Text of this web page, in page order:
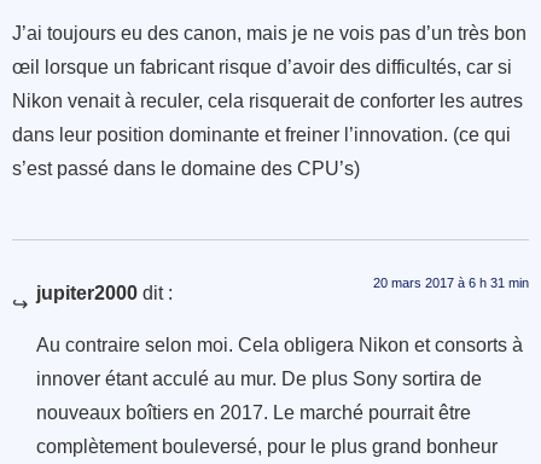
J’ai toujours eu des canon, mais je ne vois pas d’un très bon
œil lorsque un fabricant risque d’avoir des difficultés, car si
Nikon venait à reculer, cela risquerait de conforter les autres
dans leur position dominante et freiner l’innovation. (ce qui
s’est passé dans le domaine des CPU’s)
jupiter2000 dit : 20 mars 2017 à 6 h 31 min
Au contraire selon moi. Cela obligera Nikon et consorts à
innover étant acculé au mur. De plus Sony sortira de
nouveaux boîtiers en 2017. Le marché pourrait être
complètement bouleversé, pour le plus grand bonheur